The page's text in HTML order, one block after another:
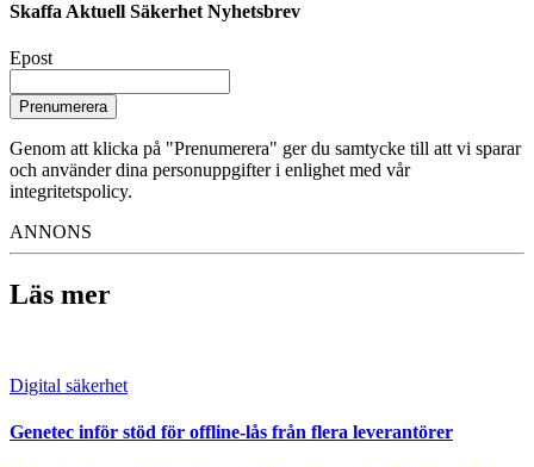
Skaffa Aktuell Säkerhet Nyhetsbrev
Epost
Prenumerera
Genom att klicka på "Prenumerera" ger du samtycke till att vi sparar
och använder dina personuppgifter i enlighet med vår
integritetspolicy.
ANNONS
Läs mer
Digital säkerhet
Genetec inför stöd för offline-lås från flera leverantörer